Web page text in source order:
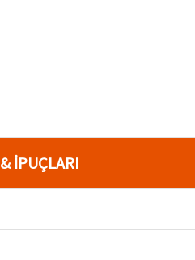
İPUÇLARI